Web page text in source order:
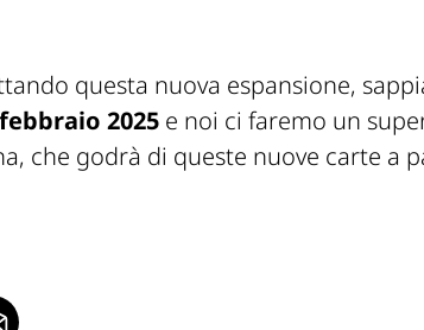
questa nuova espansione,
2025 e noi ci faremo un
che godrà di queste nuove carte a